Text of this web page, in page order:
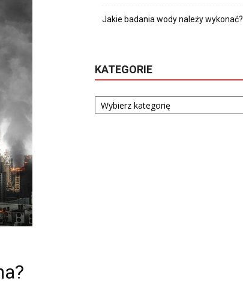
Jakie badania wody należy wykonać?
KATEGORIE
Kategorie